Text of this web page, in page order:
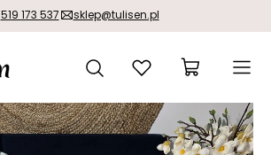
519 173 537 sklep@tulisen.pl